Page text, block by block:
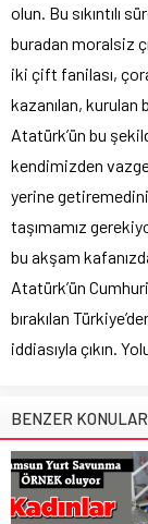
olun. Bu sıkıntılı
buradan moralsiz
iki çift fanilası,
kazanılan, kurulan
Atatürk’ün bu
kendimizden
yerine
taşımamız
bu akşam
Atatürk’ün
bırakılan
iddiasıyla çıkın.
BENZER KONULAR